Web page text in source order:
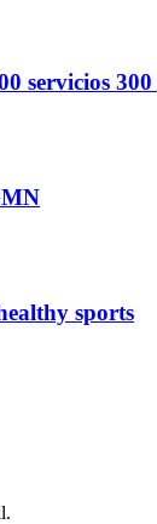
servicios
sports